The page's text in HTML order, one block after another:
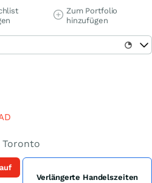
Zum Portfolio
hinzufügen
Toronto
Verlängerte Handelszeiten